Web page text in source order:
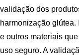
validação dos
harmonização
e outros materiais
uso seguro. A